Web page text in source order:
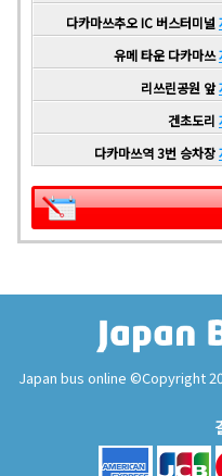
다카마쓰추오 IC 버스터미널
유메 타운 다카마쓰
리쓰린공원 앞
겐초도리
다카마쓰역 3번 승차장
Japan bus online ©Copyright